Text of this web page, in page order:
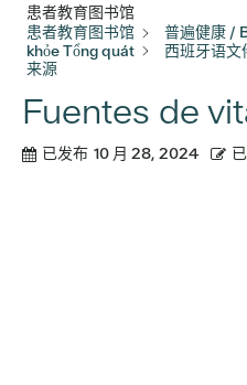
患者教育图书馆
患者教育图书馆
普遍健康 /
khỏe Tổng quát
西班牙语文
来源
Fuentes de
已发布 10 月 28, 2024